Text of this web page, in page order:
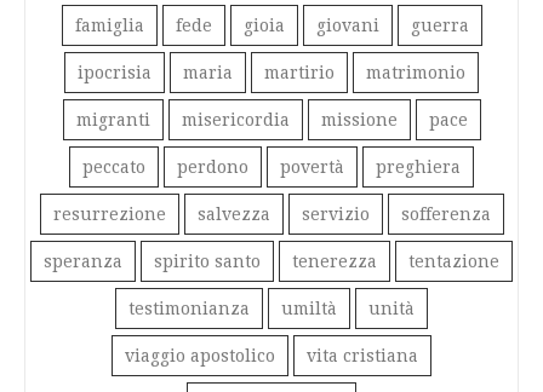
famiglia fede gioia giovani guerra
ipocrisia maria martirio matrimonio
migranti misericordia missione pace
peccato perdono povertà preghiera
resurrezione salvezza servizio sofferenza
speranza spirito santo tenerezza tentazione
testimonianza umiltà unità
viaggio apostolico vita cristiana